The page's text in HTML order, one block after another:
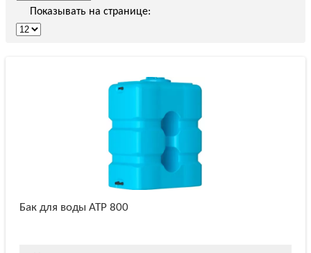
Показывать на странице:
Бак для воды ATP 800